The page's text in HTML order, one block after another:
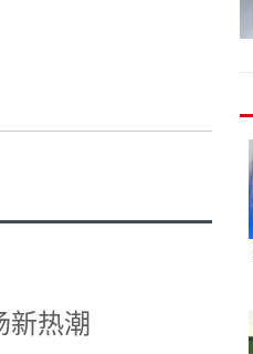
新热潮